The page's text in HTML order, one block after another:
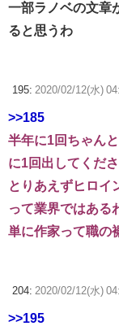
一部ラノベの文章
ると思うわ
195: 2020/02/12(水)
>>185
半年に1回ちゃん
に1回出してくだ
とりあえずヒロイ
って業界ではある
単に作家って職の
204: 2020/02/12(水)
>>195